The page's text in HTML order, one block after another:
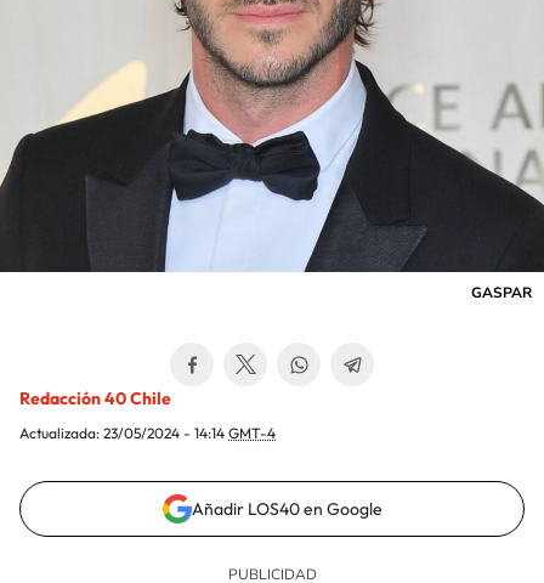
GASPAR
Redacción 40 Chile
Actualizada: 23/05/2024 - 14:14 GMT-4
Añadir LOS40 en Google